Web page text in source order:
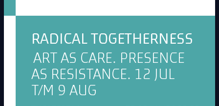
RADICAL TOGETHERNESS
ART AS CARE. PRESENCE
AS RESISTANCE. 12 JUL
T/M 9 AUG